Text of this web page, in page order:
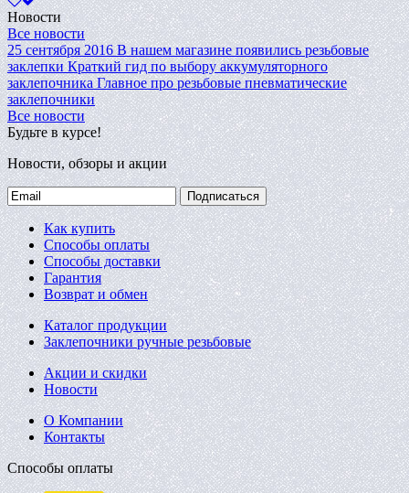
Новости
Все новости
25 сентября 2016 В нашем магазине появились резьбовые
заклепки Краткий гид по выбору аккумуляторного
заклепочника Главное про резьбовые пневматические
заклепочники
Все новости
Будьте в курсе!
Новости, обзоры и акции
Подписаться
Как купить
Способы оплаты
Способы доставки
Гарантия
Возврат и обмен
Каталог продукции
Заклепочники ручные резьбовые
Акции и скидки
Новости
О Компании
Контакты
Способы оплаты